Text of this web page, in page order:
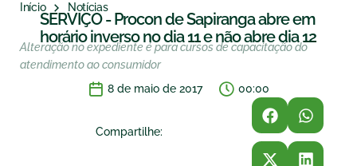
Início Notícias
SERVIÇO - Procon de Sapiranga abre em
horário inverso no dia 11 e não abre dia 12
Alteração no expediente é para cursos de capacitação do
atendimento ao consumidor
8 de maio de 2017
00:00
Compartilhe: